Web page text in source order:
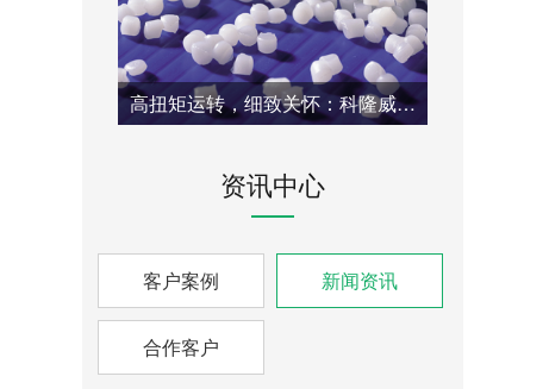
高扭矩运转，细致关怀：科隆威尔双螺杆机组的端午福利已经落实到位。
资讯中心
客户案例 新闻资讯
合作客户